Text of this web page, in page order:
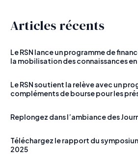
Articles récents
Le RSN lance un programme de
la mobilisation des connaissances
Le RSN soutient la relève avec un
compléments de bourse pour les
Replongez dans l’ambiance des
Téléchargez le rapport du
2025